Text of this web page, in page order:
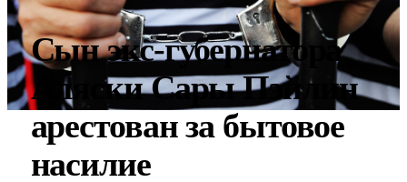
Сын экс-губернатора
Аляски Сары Пэйлин
арестован за бытовое
насилие